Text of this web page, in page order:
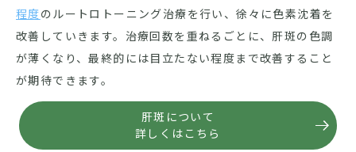
程度のルートロトーニング治療を行い、徐々に色素沈着を
改善していきます。治療回数を重ねるごとに、肝斑の色調
が薄くなり、最終的には目立たない程度まで改善すること
が期待できます。
肝斑について
詳しくはこちら